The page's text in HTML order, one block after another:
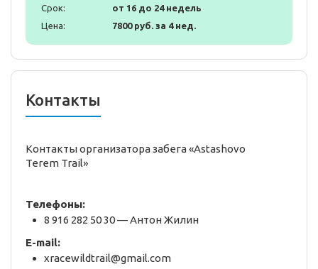
Срок:
от 16 до 24 недель
Цена:
7800 руб. за 4 нед.
Контакты
Контакты организатора забега «Astashovo
Terem Trail»
Телефоны:
8 916 282 50 30 — Антон Жилин
E-mail:
xracewildtrail@gmail.com